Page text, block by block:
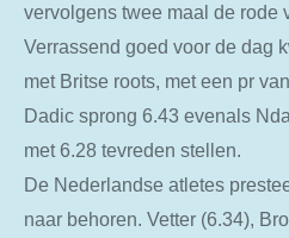
vervolgens twee maal de rode
Verrassend goed voor de dag
met Britse roots, met een pr
Dadic sprong 6.43 evenals
met 6.28 tevreden stellen.
De Nederlandse atletes
naar behoren. Vetter (6.34),